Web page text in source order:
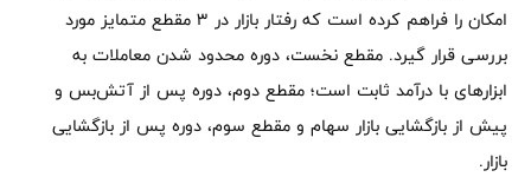
امکان را فراهم کرده است که رفتار بازار در ۳ مقطع متمایز مورد
بررسی قرار گیرد. مقطع نخست، دوره محدود شدن معاملات به
ابزارهای با درآمد ثابت است؛ مقطع دوم، دوره پس از آتش‌بس و
پیش از بازگشایی بازار سهام و مقطع سوم، دوره پس از بازگشایی
بازار.